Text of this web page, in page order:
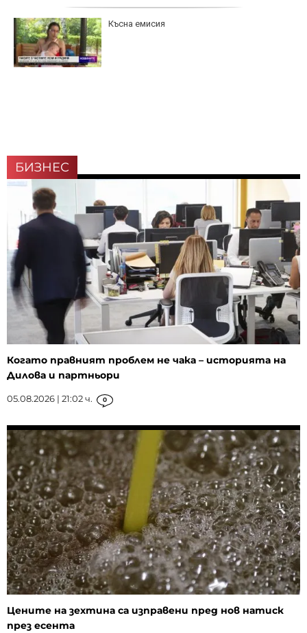
Късна емисия
БИЗНЕС
Когато правният проблем не чака – историята на
Дилова и партньори
05.08.2026 | 21:02 ч. 0
Цените на зехтина са изправени пред нов натиск
през есента